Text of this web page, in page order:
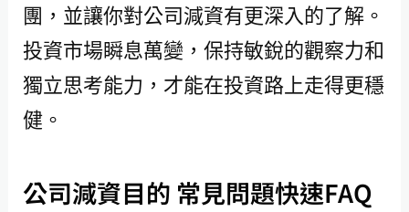
團，並讓你對公司減資有更深入的了解。
投資市場瞬息萬變，保持敏銳的觀察力和
獨立思考能力，才能在投資路上走得更穩
健。
公司減資目的 常見問題快速FAQ